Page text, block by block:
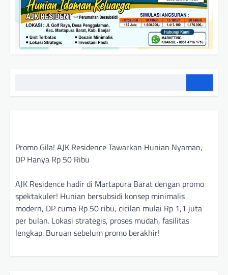
Promo Gila! AJK Residence Tawarkan Hunian Nyaman,
DP Hanya Rp 50 Ribu
AJK Residence hadir di Martapura Barat dengan promo
spektakuler! Hunian bersubsidi konsep minimalis
modern, DP cuma Rp 50 ribu, cicilan mulai Rp 1,1 juta
per bulan. Lokasi strategis, proses mudah, fasilitas
lengkap. Buruan sebelum promo berakhir!